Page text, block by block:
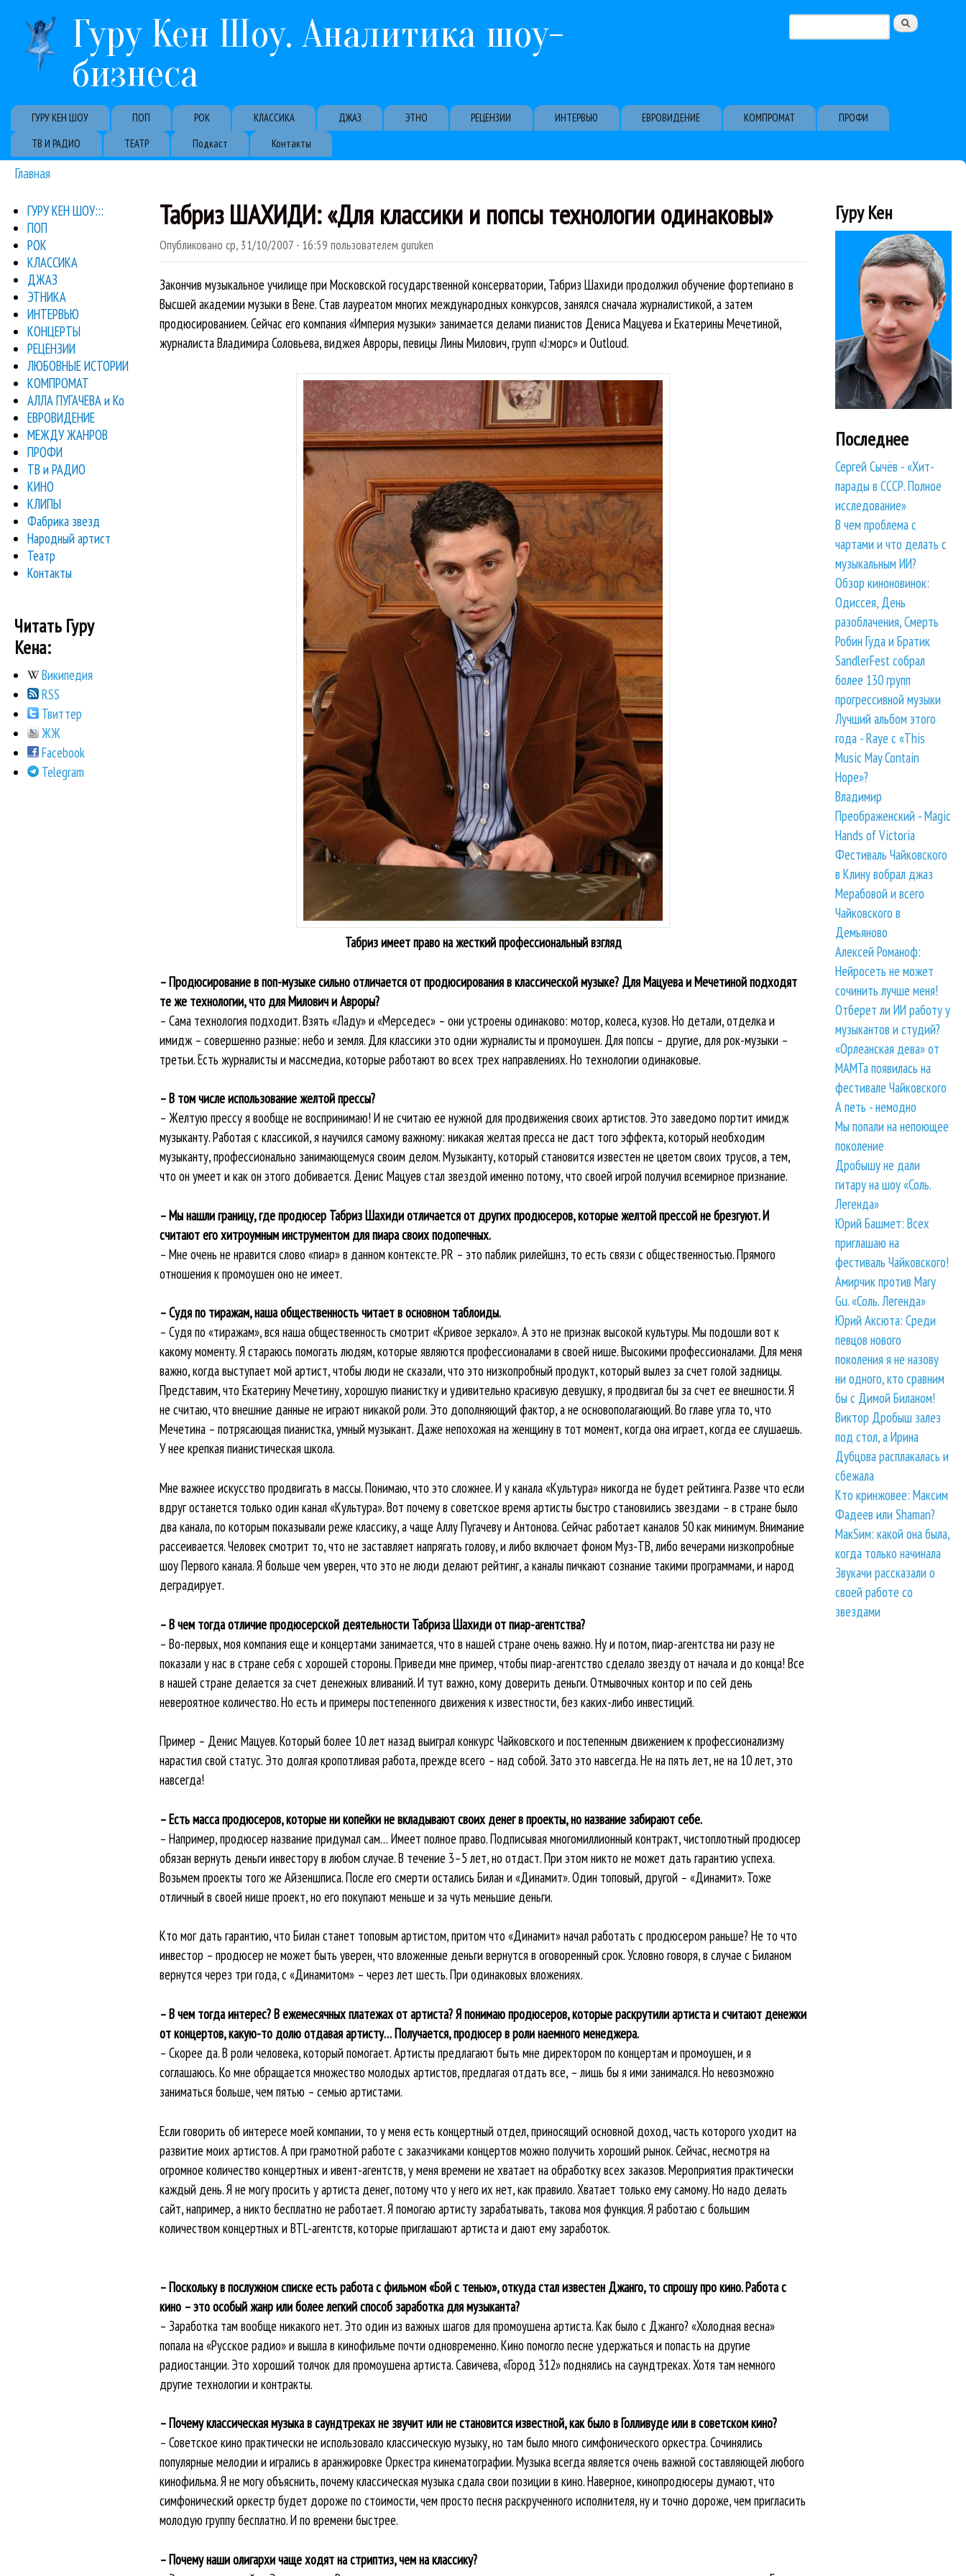
Гуру Кен Шоу. Аналитика шоу-
бизнеса
Форма поиска
Primary links
ГУРУ КЕН ШОУ ПОП РОК КЛАССИКА ДЖАЗ ЭТНО РЕЦЕНЗИИ ИНТЕРВЬЮ ЕВРОВИДЕНИЕ КОМПРОМАТ
ПРОФИ
ТВ И РАДИО
ТЕАТР Подкаст Контакты
Вы здесь
Главная
Табриз ШАХИДИ: «Для классики и попсы технологии одинаковы»
Опубликовано ср, 31/10/2007 - 16:59 пользователем guruken
Закончив музыкальное училище при Московской государственной консерватории, Табриз Шахиди продолжил обучение фортепиано в
Высшей академии музыки в Вене. Став лауреатом многих международных конкурсов, занялся сначала журналистикой, а затем
продюсированием. Сейчас его компания «Империя музыки» занимается делами пианистов Дениса Мацуева и Екатерины Мечетиной,
журналиста Владимира Соловьева, виджея Авроры, певицы Лины Милович, групп «J:морс» и Outloud.
Табриз имеет право на жесткий профессиональный взгляд
– Продюсирование в поп-музыке сильно отличается от продюсирования в классической музыке? Для Мацуева и Мечетиной подходят
те же технологии, что для Милович и Авроры?
– Сама технология подходит. Взять «Ладу» и «Мерседес» – они устроены одинаково: мотор, колеса, кузов. Но детали, отделка и
имидж – совершенно разные: небо и земля. Для классики это одни журналисты и промоушен. Для попсы – другие, для рок-музыки –
третьи. Есть журналисты и массмедиа, которые работают во всех трех направлениях. Но технологии одинаковые.
– В том числе использование желтой прессы?
– Желтую прессу я вообще не воспринимаю! И не считаю ее нужной для продвижения своих артистов. Это заведомо портит имидж
музыканту. Работая с классикой, я научился самому важному: никакая желтая пресса не даст того эффекта, который необходим
музыканту, профессионально занимающемуся своим делом. Музыканту, который становится известен не цветом своих трусов, а тем,
что он умеет и как он этого добивается. Денис Мацуев стал звездой именно потому, что своей игрой получил всемирное признание.
– Мы нашли границу, где продюсер Табриз Шахиди отличается от других продюсеров, которые желтой прессой не брезгуют. И
считают его хитроумным инструментом для пиара своих подопечных.
– Мне очень не нравится слово «пиар» в данном контексте. PR – это паблик рилейшнз, то есть связи с общественностью. Прямого
отношения к промоушен оно не имеет.
– Судя по тиражам, наша общественность читает в основном таблоиды.
– Судя по «тиражам», вся наша общественность смотрит «Кривое зеркало». А это не признак высокой культуры. Мы подошли вот к
какому моменту. Я стараюсь помогать людям, которые являются профессионалами в своей нише. Высокими профессионалами. Для меня
важно, когда выступает мой артист, чтобы люди не сказали, что это низкопробный продукт, который вылез за счет голой задницы.
Представим, что Екатерину Мечетину, хорошую пианистку и удивительно красивую девушку, я продвигал бы за счет ее внешности. Я
не считаю, что внешние данные не играют никакой роли. Это дополняющий фактор, а не основополагающий. Во главе угла то, что
Мечетина – потрясающая пианистка, умный музыкант. Даже непохожая на женщину в тот момент, когда она играет, когда ее слушаешь.
У нее крепкая пианистическая школа.
Мне важнее искусство продвигать в массы. Понимаю, что это сложнее. И у канала «Культура» никогда не будет рейтинга. Разве что если
вдруг останется только один канал «Культура». Вот почему в советское время артисты быстро становились звездами – в стране было
два канала, по которым показывали реже классику, а чаще Аллу Пугачеву и Антонова. Сейчас работает каналов 50 как минимум. Внимание
рассеивается. Человек смотрит то, что не заставляет напрягать голову, и либо включает фоном Муз-ТВ, либо вечерами низкопробные
шоу Первого канала. Я больше чем уверен, что это не люди делают рейтинг, а каналы пичкают сознание такими программами, и народ
деградирует.
– В чем тогда отличие продюсерской деятельности Табриза Шахиди от пиар-агентства?
– Во-первых, моя компания еще и концертами занимается, что в нашей стране очень важно. Ну и потом, пиар-агентства ни разу не
показали у нас в стране себя с хорошей стороны. Приведи мне пример, чтобы пиар-агентство сделало звезду от начала и до конца! Все
в нашей стране делается за счет денежных вливаний. И тут важно, кому доверить деньги. Отмывочных контор и по сей день
невероятное количество. Но есть и примеры постепенного движения к известности, без каких-либо инвестиций.
Пример – Денис Мацуев. Который более 10 лет назад выиграл конкурс Чайковского и постепенным движением к профессионализму
нарастил свой статус. Это долгая кропотливая работа, прежде всего – над собой. Зато это навсегда. Не на пять лет, не на 10 лет, это
навсегда!
– Есть масса продюсеров, которые ни копейки не вкладывают своих денег в проекты, но название забирают себе.
– Например, продюсер название придумал сам… Имеет полное право. Подписывая многомиллионный контракт, чистоплотный продюсер
обязан вернуть деньги инвестору в любом случае. В течение 3–5 лет, но отдаст. При этом никто не может дать гарантию успеха.
Возьмем проекты того же Айзеншписа. После его смерти остались Билан и «Динамит». Один топовый, другой – «Динамит». Тоже
отличный в своей нише проект, но его покупают меньше и за чуть меньшие деньги.
Кто мог дать гарантию, что Билан станет топовым артистом, притом что «Динамит» начал работать с продюсером раньше? Не то что
инвестор – продюсер не может быть уверен, что вложенные деньги вернутся в оговоренный срок. Условно говоря, в случае с Биланом
вернутся через три года, с «Динамитом» – через лет шесть. При одинаковых вложениях.
– В чем тогда интерес? В ежемесячных платежах от артиста? Я понимаю продюсеров, которые раскрутили артиста и считают денежки
от концертов, какую-то долю отдавая артисту… Получается, продюсер в роли наемного менеджера.
– Скорее да. В роли человека, который помогает. Артисты предлагают быть мне директором по концертам и промоушен, и я
соглашаюсь. Ко мне обращается множество молодых артистов, предлагая отдать все, – лишь бы я ими занимался. Но невозможно
заниматься больше, чем пятью – семью артистами.
Если говорить об интересе моей компании, то у меня есть концертный отдел, приносящий основной доход, часть которого уходит на
развитие моих артистов. А при грамотной работе с заказчиками концертов можно получить хороший рынок. Сейчас, несмотря на
огромное количество концертных и ивент-агентств, у меня времени не хватает на обработку всех заказов. Мероприятия практически
каждый день. Я не могу просить у артиста денег, потому что у него их нет, как правило. Хватает только ему самому. Но надо делать
сайт, например, а никто бесплатно не работает. Я помогаю артисту зарабатывать, такова моя функция. Я работаю с большим
количеством концертных и BTL-агентств, которые приглашают артиста и дают ему заработок.
– Поскольку в послужном списке есть работа с фильмом «Бой с тенью», откуда стал известен Джанго, то спрошу про кино. Работа с
кино – это особый жанр или более легкий способ заработка для музыканта?
– Заработка там вообще никакого нет. Это один из важных шагов для промоушена артиста. Как было с Джанго? «Холодная весна»
попала на «Русское радио» и вышла в кинофильме почти одновременно. Кино помогло песне удержаться и попасть на другие
радиостанции. Это хороший толчок для промоушена артиста. Савичева, «Город 312» поднялись на саундтреках. Хотя там немного
другие технологии и контракты.
– Почему классическая музыка в саундтреках не звучит или не становится известной, как было в Голливуде или в советском кино?
– Советское кино практически не использовало классическую музыку, но там было много симфонического оркестра. Сочинялись
популярные мелодии и игрались в аранжировке Оркестра кинематографии. Музыка всегда является очень важной составляющей любого
кинофильма. Я не могу объяснить, почему классическая музыка сдала свои позиции в кино. Наверное, кинопродюсеры думают, что
симфонический оркестр будет дороже по стоимости, чем просто песня раскрученного исполнителя, ну и точно дороже, чем пригласить
молодую группу бесплатно. И по времени быстрее.
– Почему наши олигархи чаще ходят на стриптиз, чем на классику?
ГУРУ КЕН ШОУ:::
ПОП
РОК
КЛАССИКА
ДЖАЗ
ЭТНИКА
ИНТЕРВЬЮ
КОНЦЕРТЫ
РЕЦЕНЗИИ
ЛЮБОВНЫЕ ИСТОРИИ
КОМПРОМАТ
АЛЛА ПУГАЧЕВА и Ко
ЕВРОВИДЕНИЕ
МЕЖДУ ЖАНРОВ
ПРОФИ
ТВ и РАДИО
КИНО
КЛИПЫ
Фабрика звезд
Народный артист
Театр
Контакты
Читать Гуру
Кена:
Википедия
RSS
Твиттер
ЖЖ
Facebook
Telegram
Гуру Кен
Последнее
Сергей Сычёв - «Хит-
парады в СССР. Полное
исследование»
В чем проблема с
чартами и что делать с
музыкальным ИИ?
Обзор киноновинок:
Одиссея, День
разоблачения, Смерть
Робин Гуда и Братик
SandlerFest собрал
более 130 групп
прогрессивной музыки
Лучший альбом этого
года - Raye с «This
Music May Contain
Hope»?
Владимир
Преображенский - Magic
Hands of Victoria
Фестиваль Чайковского
в Клину вобрал джаз
Мерабовой и всего
Чайковского в
Демьяново
Алексей Романоф:
Нейросеть не может
сочинить лучше меня!
Отберет ли ИИ работу у
музыкантов и студий?
«Орлеанская дева» от
МАМТа появилась на
фестивале Чайковского
А петь - немодно
Мы попали на непоющее
поколение
Дробышу не дали
гитару на шоу «Соль.
Легенда»
Юрий Башмет: Всех
приглашаю на
фестиваль Чайковского!
Амирчик против Mary
Gu. «Соль. Легенда»
Юрий Аксюта: Среди
певцов нового
поколения я не назову
ни одного, кто сравним
бы с Димой Биланом!
Виктор Дробыш залез
под стол, а Ирина
Дубцова расплакалась и
сбежала
Кто кринжовее: Максим
Фадеев или Shaman?
МакSим: какой она была,
когда только начинала
Звукачи рассказали о
своей работе со
звездами